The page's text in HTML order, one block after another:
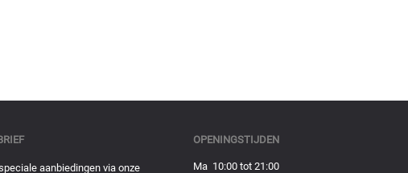
aanbiedingen via onze
OPENINGSTIJDEN
Ma 10:00 tot 21:00